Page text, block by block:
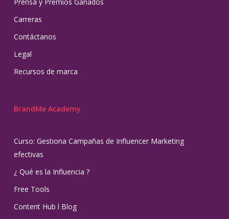
Carreras
Contáctanos
Legal
Recursos de marca
BrandMe Academy
Curso: Gestiona Campañas de Influencer Marketing
efectivas
¿ Qué es la Influencia ?
Free Tools
Content Hub l Blog